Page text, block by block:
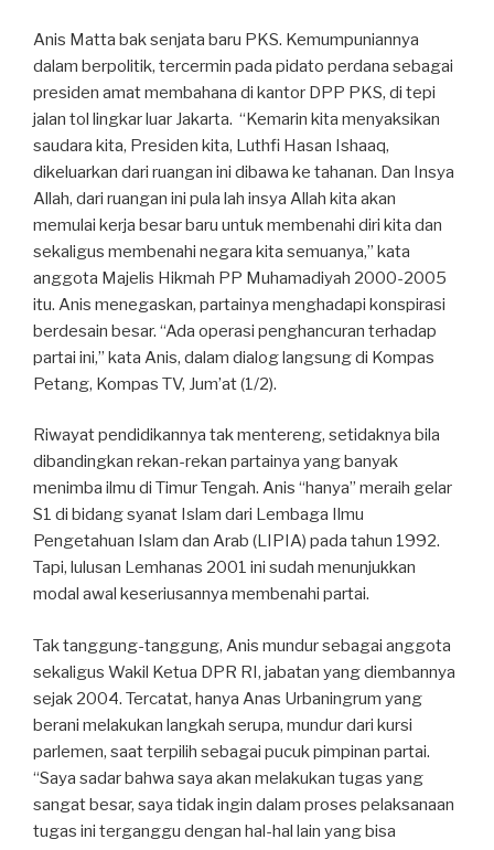
Anis Matta bak senjata baru PKS. Kemumpuniannya
dalam berpolitik, tercermin pada pidato perdana sebagai
presiden amat membahana di kantor DPP PKS, di tepi
jalan tol lingkar luar Jakarta. “Kemarin kita menyaksikan
saudara kita, Presiden kita, Luthfi Hasan Ishaaq,
dikeluarkan dari ruangan ini dibawa ke tahanan. Dan Insya
Allah, dari ruangan ini pula lah insya Allah kita akan
memulai kerja besar baru untuk membenahi diri kita dan
sekaligus membenahi negara kita semuanya,” kata
anggota Majelis Hikmah PP Muhamadiyah 2000-2005
itu. Anis menegaskan, partainya menghadapi konspirasi
berdesain besar. “Ada operasi penghancuran terhadap
partai ini,” kata Anis, dalam dialog langsung di Kompas
Petang, Kompas TV, Jum’at (1/2).
Riwayat pendidikannya tak mentereng, setidaknya bila
dibandingkan rekan-rekan partainya yang banyak
menimba ilmu di Timur Tengah. Anis “hanya” meraih gelar
S1 di bidang syanat Islam dari Lembaga Ilmu
Pengetahuan Islam dan Arab (LIPIA) pada tahun 1992.
Tapi, lulusan Lemhanas 2001 ini sudah menunjukkan
modal awal keseriusannya membenahi partai.
Tak tanggung-tanggung, Anis mundur sebagai anggota
sekaligus Wakil Ketua DPR RI, jabatan yang diembannya
sejak 2004. Tercatat, hanya Anas Urbaningrum yang
berani melakukan langkah serupa, mundur dari kursi
parlemen, saat terpilih sebagai pucuk pimpinan partai.
“Saya sadar bahwa saya akan melakukan tugas yang
sangat besar, saya tidak ingin dalam proses pelaksanaan
tugas ini terganggu dengan hal-hal lain yang bisa